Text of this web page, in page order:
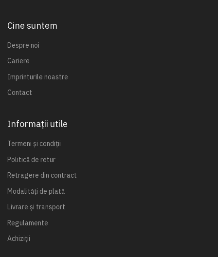
Cine suntem
Despre noi
Cariere
Imprinturile noastre
Contact
Informații utile
Termeni și condiții
Politică de retur
Retragere din contract
Modalități de plată
Livrare și transport
Regulamente
Achiziții